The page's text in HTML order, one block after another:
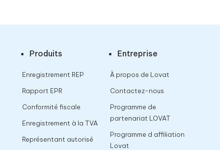
Produits
Enregistrement REP
Rapport EPR
Conformité fiscale
Enregistrement à la TVA
Représentant autorisé
Entreprise
À propos de Lovat
Contactez-nous
Programme de
partenariat LOVAT
Programme d affiliation
Lovat